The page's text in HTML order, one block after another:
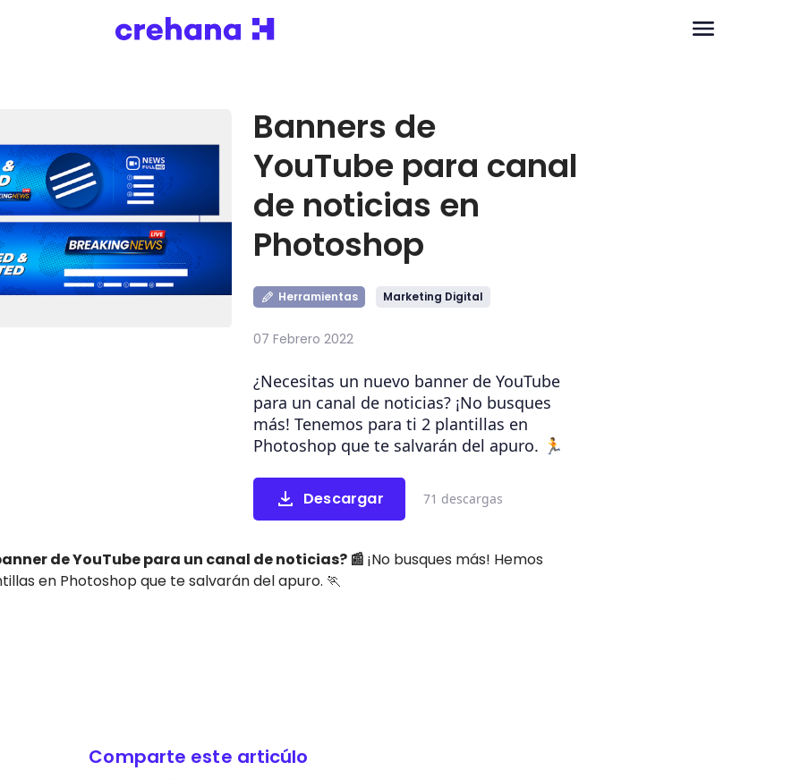
Banners de
YouTube para canal
de noticias en
Photoshop
Herramientas Marketing Digital
07 Febrero 2022
¿Necesitas un nuevo banner de YouTube
para un canal de noticias? ¡No busques
más! Tenemos para ti 2 plantillas en
Photoshop que te salvarán del apuro. 🏃
Descargar 71 descargas
de YouTube para un canal de noticias? 📰 ¡No busques más! Hemos
en Photoshop que te salvarán del apuro. 🏃
Comparte este articúlo